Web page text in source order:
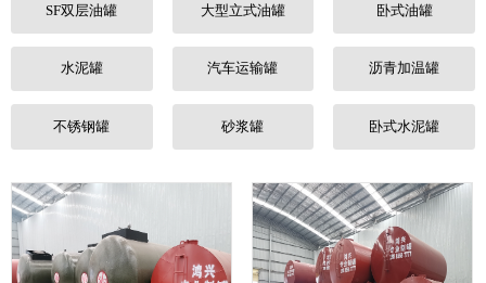
SF双层油罐 大型立式油罐 卧式油罐
水泥罐 汽车运输罐 沥青加温罐
不锈钢罐 砂浆罐 卧式水泥罐
行业动态
人才招聘
联系我们